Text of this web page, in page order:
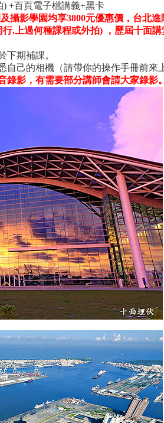
+百頁電子檔講義+黑卡
攝影學園均享3800元優惠價， 台北進
.上過何種課程或外拍) ，歷屆十面講
下期補課。
己的相機（請帶你的操作手冊前來
影，有需要部分講師會請大家錄影。